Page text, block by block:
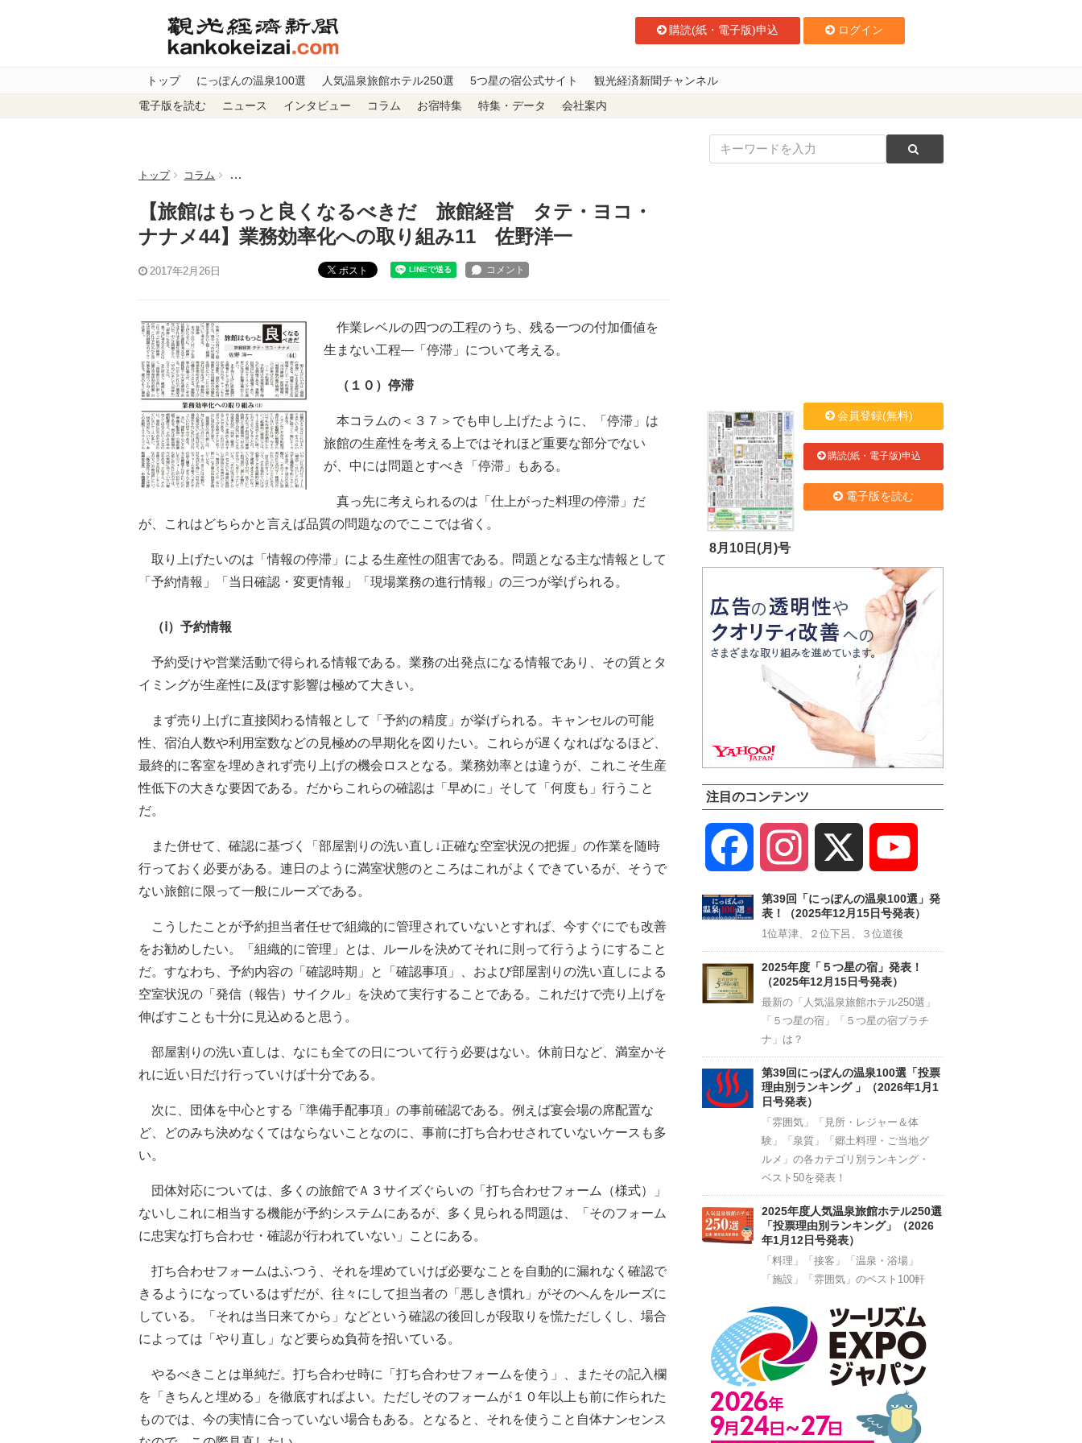
購読(紙・電子版)申込 ログイン
トップ にっぽんの温泉100選 人気温泉旅館ホテル250選 5つ星の宿公式サイト 観光経済新聞チャンネル
電子版を読む ニュース インタビュー コラム お宿特集 特集・データ 会社案内
トップ コラム 【旅館はもっと良くなるべきだ 旅館経営 タテ・ヨコ・ナナメ44】業務効率化への取り組み11 佐野洋一
【旅館はもっと良くなるべきだ 旅館経営 タテ・ヨコ・
ナナメ44】業務効率化への取り組み11 佐野洋一
2017年2月26日 ポスト
作業レベルの四つの工程のうち、残る一つの付加価値を
生まない工程―「停滞」について考える。
（１０）停滞
本コラムの＜３７＞でも申し上げたように、「停滞」は
旅館の生産性を考える上ではそれほど重要な部分でない
が、中には問題とすべき「停滞」もある。
真っ先に考えられるのは「仕上がった料理の停滞」だ
が、これはどちらかと言えば品質の問題なのでここでは省く。
取り上げたいのは「情報の停滞」による生産性の阻害である。問題となる主な情報として
「予約情報」「当日確認・変更情報」「現場業務の進行情報」の三つが挙げられる。
（ⅰ）予約情報
予約受けや営業活動で得られる情報である。業務の出発点になる情報であり、その質とタ
イミングが生産性に及ぼす影響は極めて大きい。
まず売り上げに直接関わる情報として「予約の精度」が挙げられる。キャンセルの可能
性、宿泊人数や利用室数などの見極めの早期化を図りたい。これらが遅くなればなるほど、
最終的に客室を埋めきれず売り上げの機会ロスとなる。業務効率とは違うが、これこそ生産
性低下の大きな要因である。だからこれらの確認は「早めに」そして「何度も」行うこと
だ。
また併せて、確認に基づく「部屋割りの洗い直し↓正確な空室状況の把握」の作業を随時
行っておく必要がある。連日のように満室状態のところはこれがよくできているが、そうで
ない旅館に限って一般にルーズである。
こうしたことが予約担当者任せで組織的に管理されていないとすれば、今すぐにでも改善
をお勧めしたい。「組織的に管理」とは、ルールを決めてそれに則って行うようにすること
だ。すなわち、予約内容の「確認時期」と「確認事項」、および部屋割りの洗い直しによる
空室状況の「発信（報告）サイクル」を決めて実行することである。これだけで売り上げを
伸ばすことも十分に見込めると思う。
部屋割りの洗い直しは、なにも全ての日について行う必要はない。休前日など、満室かそ
れに近い日だけ行っていけば十分である。
次に、団体を中心とする「準備手配事項」の事前確認である。例えば宴会場の席配置な
ど、どのみち決めなくてはならないことなのに、事前に打ち合わせされていないケースも多
い。
団体対応については、多くの旅館でＡ３サイズぐらいの「打ち合わせフォーム（様式）」
ないしこれに相当する機能が予約システムにあるが、多く見られる問題は、「そのフォーム
に忠実な打ち合わせ・確認が行われていない」ことにある。
打ち合わせフォームはふつう、それを埋めていけば必要なことを自動的に漏れなく確認で
きるようになっているはずだが、往々にして担当者の「悪しき慣れ」がそのへんをルーズに
している。「それは当日来てから」などという確認の後回しが段取りを慌ただしくし、場合
によっては「やり直し」など要らぬ負荷を招いている。
やるべきことは単純だ。打ち合わせ時に「打ち合わせフォームを使う」、またその記入欄
を「きちんと埋める」を徹底すればよい。ただしそのフォームが１０年以上も前に作られた
ものでは、今の実情に合っていない場合もある。となると、それを使うこと自体ナンセンス
8月10日(月)号
会員登録(無料)
購読(紙・電子版)申込
電子版を読む
注目のコンテンツ
Facebook Instagram
Channel
第39回「にっぽんの温泉100選」発
表！（2025年12月15日号発表）
1位草津、２位下呂、３位道後
2025年度「５つ星の宿」発表！
（2025年12月15日号発表）
最新の「人気温泉旅館ホテル250選」
「５つ星の宿」「５つ星の宿プラチ
ナ」は？
第39回にっぽんの温泉100選「投票
理由別ランキング 」（2026年1月1
日号発表）
「雰囲気」「見所・レジャー＆体
験」「泉質」「郷土料理・ご当地グ
ルメ」の各カテゴリ別ランキング・
ベスト50を発表！
2025年度人気温泉旅館ホテル250選
「投票理由別ランキング」（2026
年1月12日号発表）
「料理」「接客」「温泉・浴場」
「施設」「雰囲気」のベスト100軒